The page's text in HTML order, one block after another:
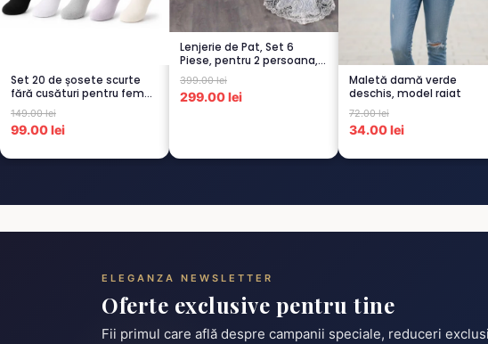
Set 20 de șosete scurte
fără cusături pentru femei
– 5...
149.00 lei
99.00 lei
Lenjerie de Pat, Set 6
Piese, pentru 2 persoana,
GRI -1...
399.00 lei
299.00 lei
Maletă damă verde
deschis, model raiat
72.00 lei
34.00 lei
ELEGANZA NEWSLETTER
Oferte exclusive pentru tine
Fii primul care află despre campanii speciale, reduceri